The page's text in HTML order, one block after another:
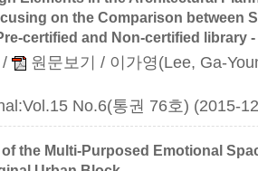
on the Comparison between
certified and Non-certified library -
/ 원문보기
/ 이가영(Lee, Ga-
No.6(통권 76호) (2015-
the Multi-Purposed Emotional